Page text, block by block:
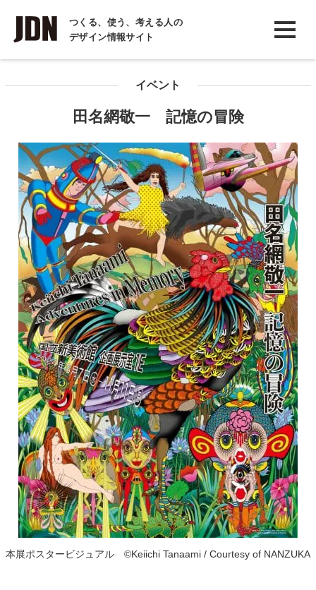
つくる、使う、考える人の
デザイン情報サイト
INTERVIEW
インタビュー
コラム
イベント
田名網敬一 記憶の冒険
本展ポスタービジュアル ©Keiichi Tanaami / Courtesy of NANZUKA